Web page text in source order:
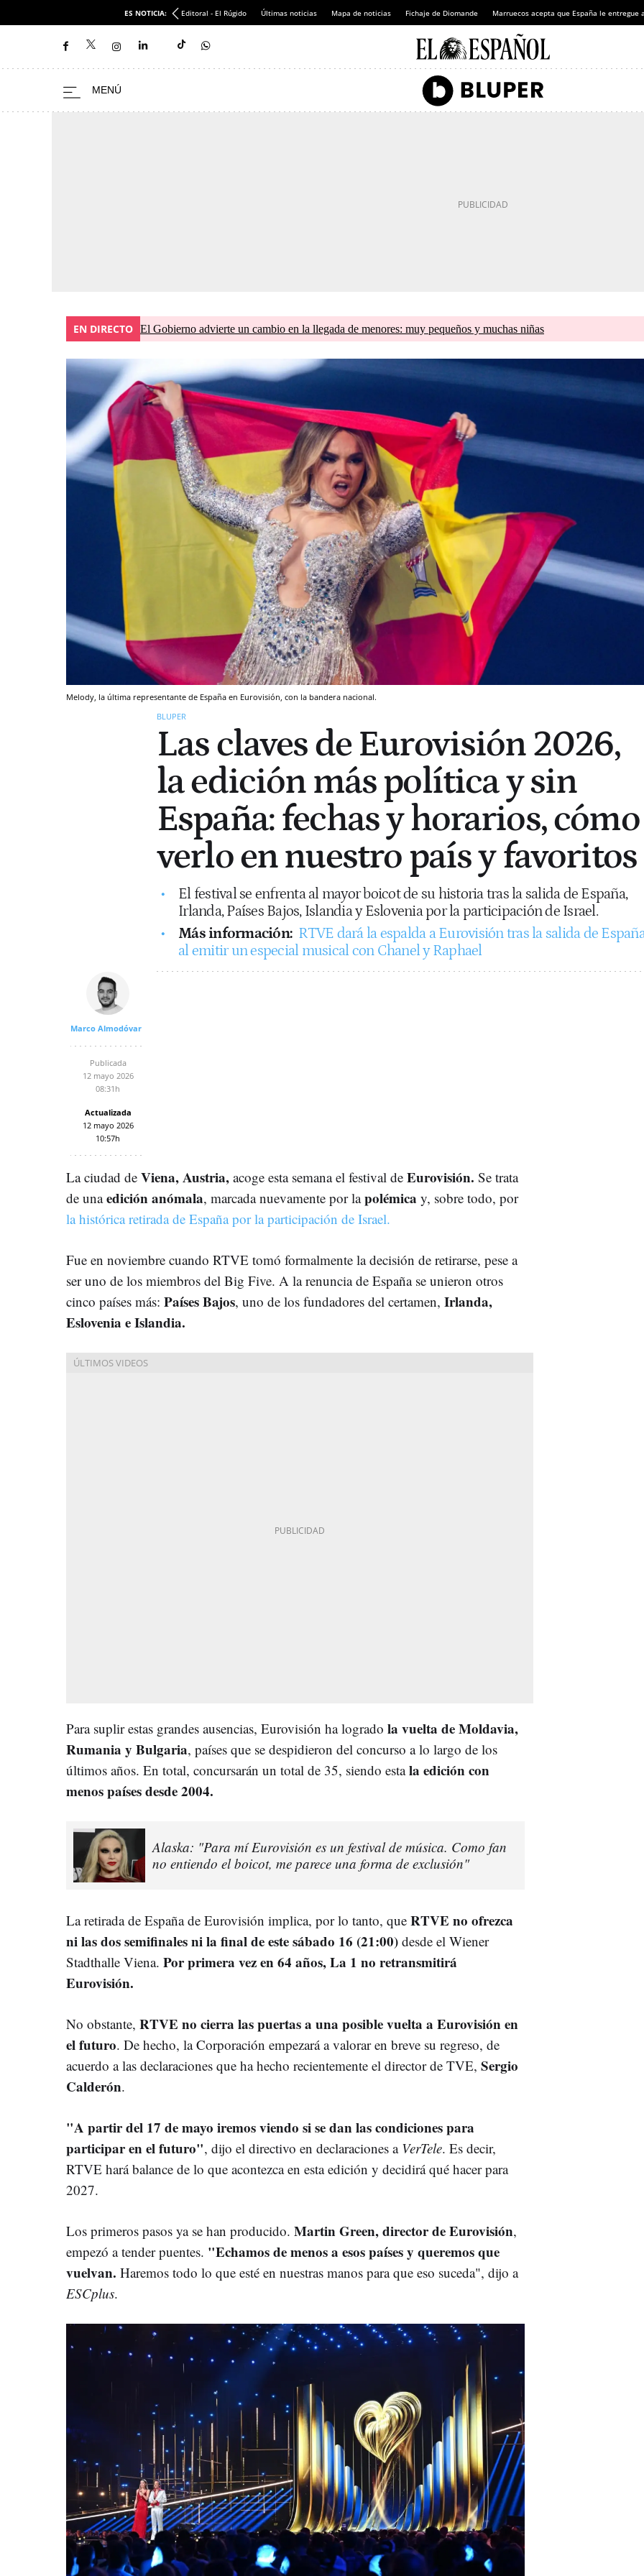
ES NOTICIA: Editoral - El Rúgido Últimas noticias Mapa de noticias Fichaje de Diomande Marruecos acepta que España le entregue
EN DIRECTO El Gobierno advierte un cambio en la llegada de menores: muy pequeños y muchas niñas
Melody, la última representante de España en Eurovisión, con la bandera nacional.
BLUPER
Las claves de Eurovisión 2026,
la edición más política y sin
España: fechas y horarios, cómo
verlo en nuestro país y favoritos
El festival se enfrenta al mayor boicot de su historia tras la salida de España,
Irlanda, Países Bajos, Islandia y Eslovenia por la participación de Israel.
Más información: RTVE dará la espalda a Eurovisión tras la salida de
al emitir un especial musical con Chanel y Raphael
Marco Almodóvar
Publicada
12 mayo 2026
08:31h
Actualizada
12 mayo 2026
10:57h
La ciudad de Viena, Austria, acoge esta semana el festival de Eurovisión. Se trata
de unaedición anómala, marcada nuevamente por lapolémica y, sobre todo, por
la histórica retirada de España por la participación de Israel.
Fue en noviembre cuando RTVE tomó formalmente la decisión de retirarse, pese a
ser uno de los miembros del Big Five. A la renuncia de España se unieron otros
cinco países más: Países Bajos, uno de los fundadores del certamen, Irlanda,
Eslovenia e Islandia.
Para suplir estas grandes ausencias, Eurovisión ha logrado la vuelta de Moldavia,
Rumania y Bulgaria, países que se despidieron del concurso a lo largo de los
últimos años. En total, concursarán un total de 35, siendo estala edición con
menos países desde 2004.
Alaska: "Para mí Eurovisión es un festival de música. Como fan
no entiendo el boicot, me parece una forma de exclusión"
La retirada de España de Eurovisión implica, por lo tanto, que RTVE no ofrezca
ni las dos semifinales ni la final de este sábado 16 (21:00) desde el Wiener
Stadthalle Viena. Por primera vez en 64 años, La 1 no retransmitirá
Eurovisión.
No obstante, RTVE no cierra las puertas a una posible vuelta a Eurovisión en
el futuro. De hecho, la Corporación empezará a valorar en breve su regreso, de
acuerdo a las declaraciones que ha hecho recientemente el director de TVE, Sergio
Calderón.
"A partir del 17 de mayo iremos viendo si se dan las condiciones para
participar en el futuro", dijo el directivo en declaraciones a VerTele. Es decir,
RTVE hará balance de lo que acontezca en esta edición y decidirá qué hacer para
2027.
Los primeros pasos ya se han producido. Martin Green, director de Eurovisión,
empezó a tender puentes. "Echamos de menos a esos países y queremos que
vuelvan. Haremos todo lo que esté en nuestras manos para que eso suceda", dijo a
ESCplus.